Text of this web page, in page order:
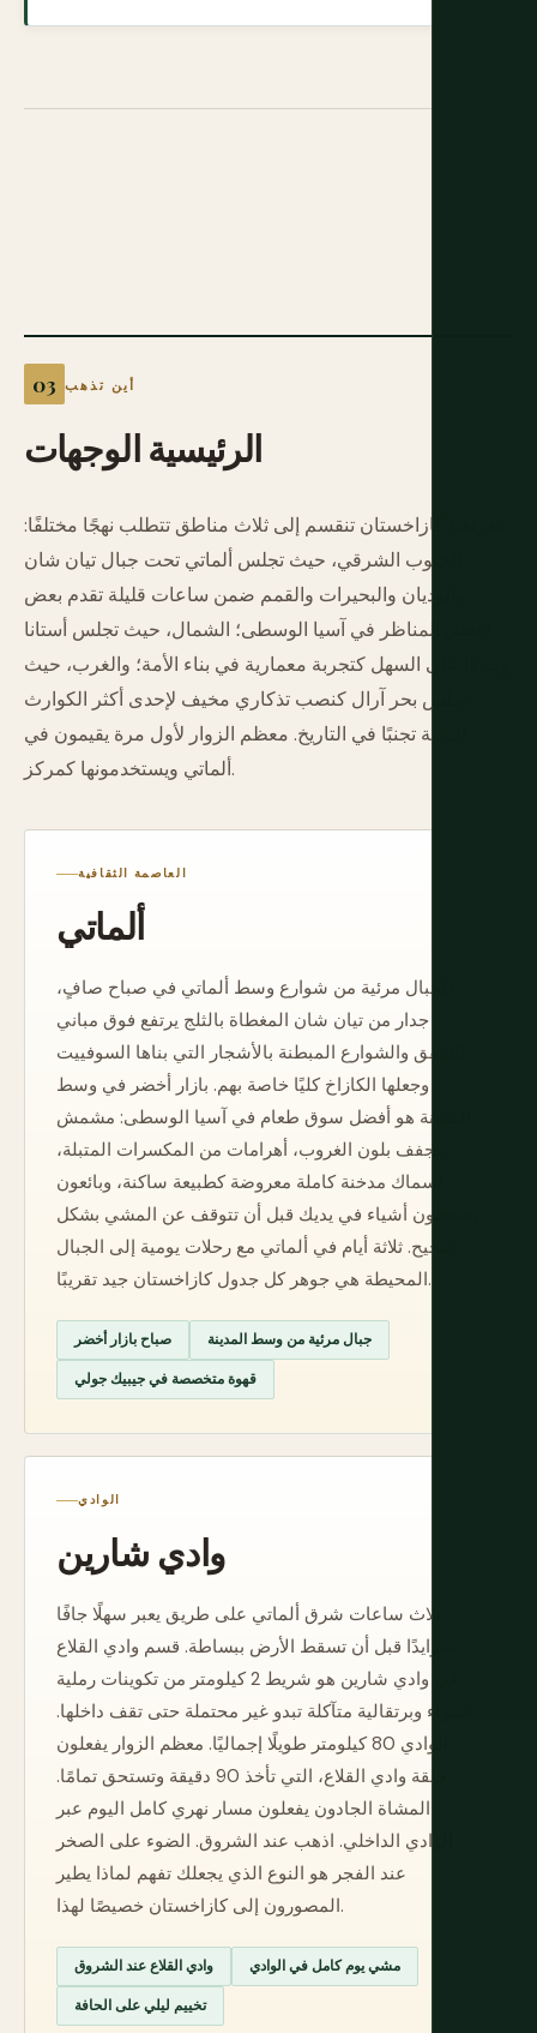
أين تذهب
الوجهات الرئيسية
جغرافيا كازاخستان تنقسم إلى ثلاث مناطق تتطلب نهجًا مختلفًا:
الجنوب الشرقي، حيث تجلس ألماتي تحت جبال تيان شان
والوديان والبحيرات والقمم ضمن ساعات قليلة تقدم بعض
أفضل المناظر في آسيا الوسطى؛ الشمال، حيث تجلس أستانا
وحدها على السهل كتجربة معمارية في بناء الأمة؛ والغرب، حيث
يجلس بحر آرال كنصب تذكاري مخيف لإحدى أكثر الكوارث
البيئية تجنبًا في التاريخ. معظم الزوار لأول مرة يقيمون في
ألماتي ويستخدمونها كمركز.
العاصمة الثقافية
ألماتي
الجبال مرئية من شوارع وسط ألماتي في صباح صافٍ،
جدار من تيان شان المغطاة بالثلج يرتفع فوق مباني
الشقق والشوارع المبطنة بالأشجار التي بناها السوفييت
وجعلها الكازاخ كليًا خاصة بهم. بازار أخضر في وسط
المدينة هو أفضل سوق طعام في آسيا الوسطى: مشمش
مجفف بلون الغروب، أهرامات من المكسرات المتبلة،
أسماك مدخنة كاملة معروضة كطبيعة ساكنة، وبائعون
يضغطون أشياء في يديك قبل أن تتوقف عن المشي بشكل
صحيح. ثلاثة أيام في ألماتي مع رحلات يومية إلى الجبال
المحيطة هي جوهر كل جدول كازاخستان جيد تقريبًا.
صباح بازار أخضر جبال مرئية من وسط المدينة
قهوة متخصصة في جيبيك جولي
الوادي
وادي شارين
ثلاث ساعات شرق ألماتي على طريق يعبر سهلًا جافًا
متزايدًا قبل أن تسقط الأرض ببساطة. قسم وادي القلاع
في وادي شارين هو شريط 2 كيلومتر من تكوينات رملية
حمراء وبرتقالية متآكلة تبدو غير محتملة حتى تقف داخلها.
الوادي 80 كيلومتر طويلًا إجماليًا. معظم الزوار يفعلون
حلقة وادي القلاع، التي تأخذ 90 دقيقة وتستحق تمامًا.
المشاة الجادون يفعلون مسار نهري كامل اليوم عبر
الوادي الداخلي. اذهب عند الشروق. الضوء على الصخر
عند الفجر هو النوع الذي يجعلك تفهم لماذا يطير
المصورون إلى كازاخستان خصيصًا لهذا.
وادي القلاع عند الشروق مشي يوم كامل في الوادي
تخييم ليلي على الحافة